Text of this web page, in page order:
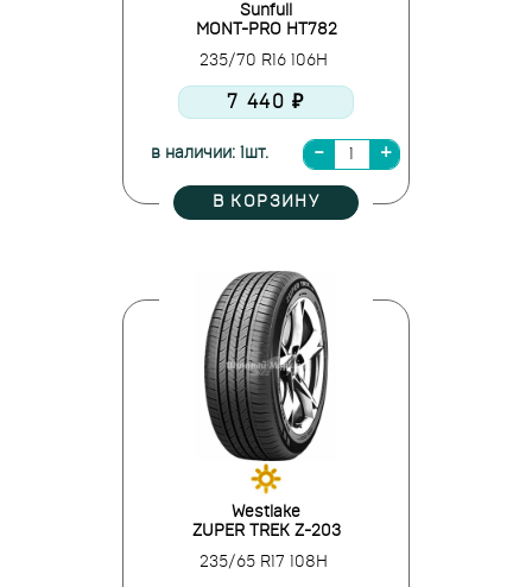
Sunfull
MONT-PRO HT782
235/70 R16 106H
7 440 ₽
в наличии: 1шт.
В КОРЗИНУ
Westlake
ZUPER TREK Z-203
235/65 R17 108H